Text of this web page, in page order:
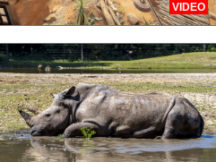
VIDEO